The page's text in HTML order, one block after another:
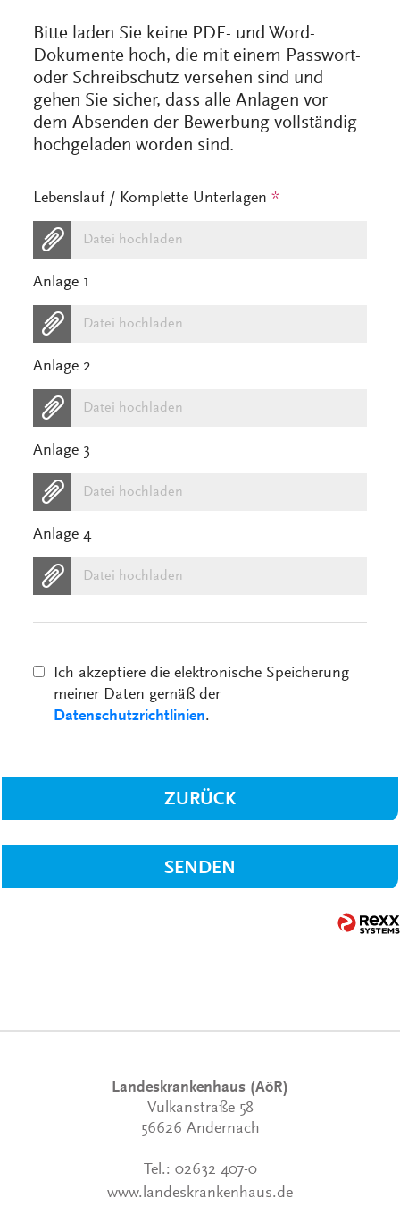
Bitte laden Sie keine PDF- und Word-
Dokumente hoch, die mit einem Passwort-
oder Schreibschutz versehen sind und
gehen Sie sicher, dass alle Anlagen vor
dem Absenden der Bewerbung vollständig
hochgeladen worden sind.
Lebenslauf / Komplette Unterlagen*
Datei hochladen
Anlage 1
Datei hochladen
Anlage 2
Datei hochladen
Anlage 3
Datei hochladen
Anlage 4
Datei hochladen
Ich akzeptiere die elektronische Speicherung
meiner Daten gemäß der
Datenschutzrichtlinien.
ZURÜCK
SENDEN
Landeskrankenhaus (AöR)
Vulkanstraße 58
56626 Andernach
Tel.: 02632 407-0
www.landeskrankenhaus.de